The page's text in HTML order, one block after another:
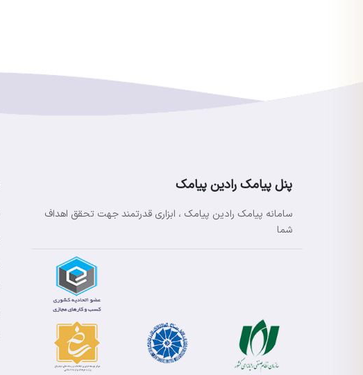
پنل پیامک رادین پیامک
سامانه پیامک رادین پیامک ، ابزاری قدرتمند جهت تحقق اهداف
شما